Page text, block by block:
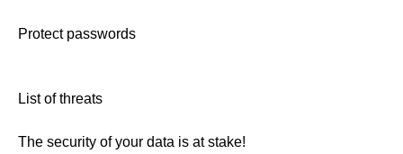
Protect passwords
List of threats
The security of your data is at stake!